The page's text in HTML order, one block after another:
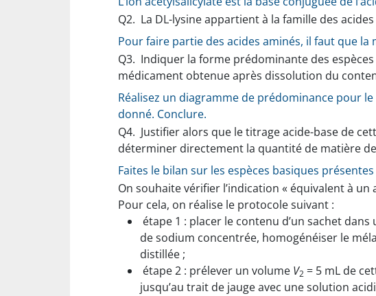
Q2. La DL-lysine appartient à la famille des
Pour faire partie des acides aminés, il faut que
Q3. Indiquer la forme prédominante des
médicament obtenue après dissolution du
Réalisez un diagramme de prédominance pour
donné. Conclure.
Q4. Justifier alors que le titrage acide-base de
déterminer directement la quantité de matière
Faites le bilan sur les espèces basiques
On souhaite vérifier l’indication « équivalent à
Pour cela, on réalise le protocole suivant :
étape 1 : placer le contenu d’un sachet
de sodium concentrée, homogénéiser le
distillée ;
étape 2 : prélever un volume V2 = 5 mL de
jusqu’au trait de jauge avec une solution